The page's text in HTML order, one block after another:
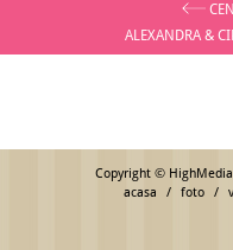
ALEXANDRA &
Copyright ©
acasa
foto